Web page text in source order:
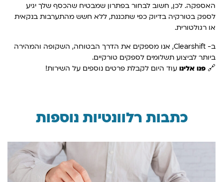
האספקה. לכן, חשוב לבחור בפתרון שמבטיח שהכסף שלך יגיע
לספק בטורקיה בדיוק כפי שתכננת, ללא חשש מהתערבות בנקאית
או רגולטורית.
ב- Clearshift, אנו מספקים את הדרך הבטוחה, השקופה והמהירה
ביותר לביצוע תשלומים לספקים טורקיים.
🔗 פנו אלינו עוד היום לקבלת פרטים נוספים על השירות!
כתבות רלוונטיות נוספות